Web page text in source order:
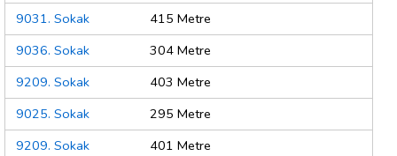
9031. Sokak
415 Metre
9036. Sokak
304 Metre
9209. Sokak
403 Metre
9025. Sokak
295 Metre
9209. Sokak
401 Metre